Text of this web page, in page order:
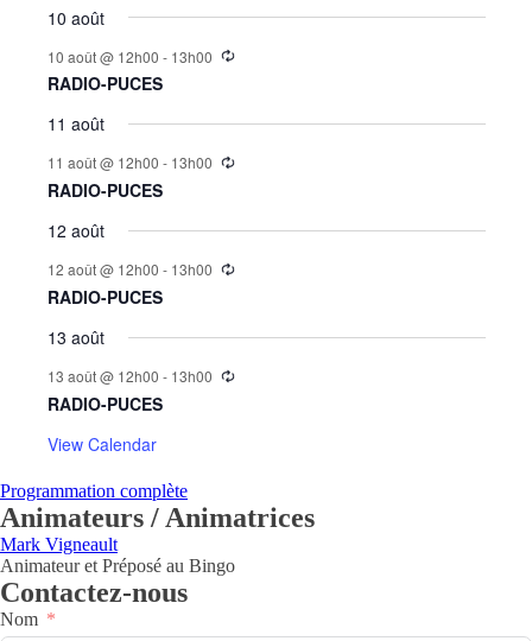
10 août
10 août @ 12h00 - 13h00
RADIO-PUCES
11 août
11 août @ 12h00 - 13h00
RADIO-PUCES
12 août
12 août @ 12h00 - 13h00
RADIO-PUCES
13 août
13 août @ 12h00 - 13h00
RADIO-PUCES
View Calendar
Programmation complète
Animateurs / Animatrices
Mark Vigneault
Animateur et Préposé au Bingo
Contactez-nous
Nom